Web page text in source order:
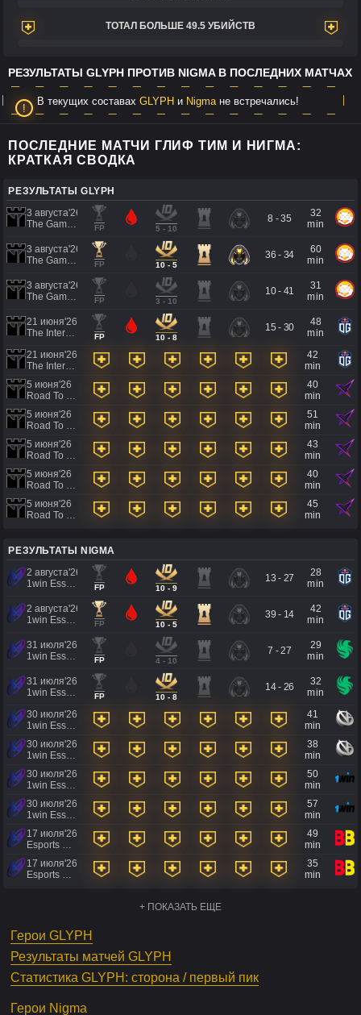
ТОТАЛ БОЛЬШЕ 49.5 УБИЙСТВ
РЕЗУЛЬТАТЫ GLYPH ПРОТИВ NIGMA В ПОСЛЕДНИХ МАТЧАХ
В текущих составах GLYPH и Nigma не встречались!
ПОСЛЕДНИЕ МАТЧИ ГЛИФ ТИМ И НИГМА:
КРАТКАЯ СВОДКА
РЕЗУЛЬТАТЫ GLYPH
3 августа'26
The Games of the Future 2026
FP 5 - 10
8 - 35
32
min
3 августа'26
The Games of the Future 2026
FP 10 - 5
36 - 34
60
min
3 августа'26
The Games of the Future 2026
FP 3 - 10
10 - 41
31
min
21 июня'26
The International 2026 - Regional Qualifier Southeast Asia
FP 10 - 8
15 - 30
48
min
21 июня'26
The International 2026 - Regional Qualifier Southeast Asia
42
min
5 июня'26
Road To EWC 2026 Regional Qualifiers
40
min
5 июня'26
Road To EWC 2026 Regional Qualifiers
51
min
5 июня'26
Road To EWC 2026 Regional Qualifiers
43
min
5 июня'26
Road To EWC 2026 Regional Qualifiers
40
min
5 июня'26
Road To EWC 2026 Regional Qualifiers
45
min
РЕЗУЛЬТАТЫ NIGMA
2 августа'26
1win Essence II
FP 10 - 9
13 - 27
28
min
2 августа'26
1win Essence II
FP 10 - 5
39 - 14
42
min
31 июля'26
1win Essence II
FP 4 - 10
7 - 27
29
min
31 июля'26
1win Essence II
FP 10 - 8
14 - 26
32
min
30 июля'26
1win Essence II
41
min
30 июля'26
1win Essence II
38
min
30 июля'26
1win Essence II
50
min
30 июля'26
1win Essence II
57
min
17 июля'26
Esports World Cup 2026
49
min
17 июля'26
Esports World Cup 2026
35
min
+ ПОКАЗАТЬ ЕЩЕ
Герои GLYPH
Результаты матчей GLYPH
Статистика GLYPH: сторона / первый пик
Герои Nigma